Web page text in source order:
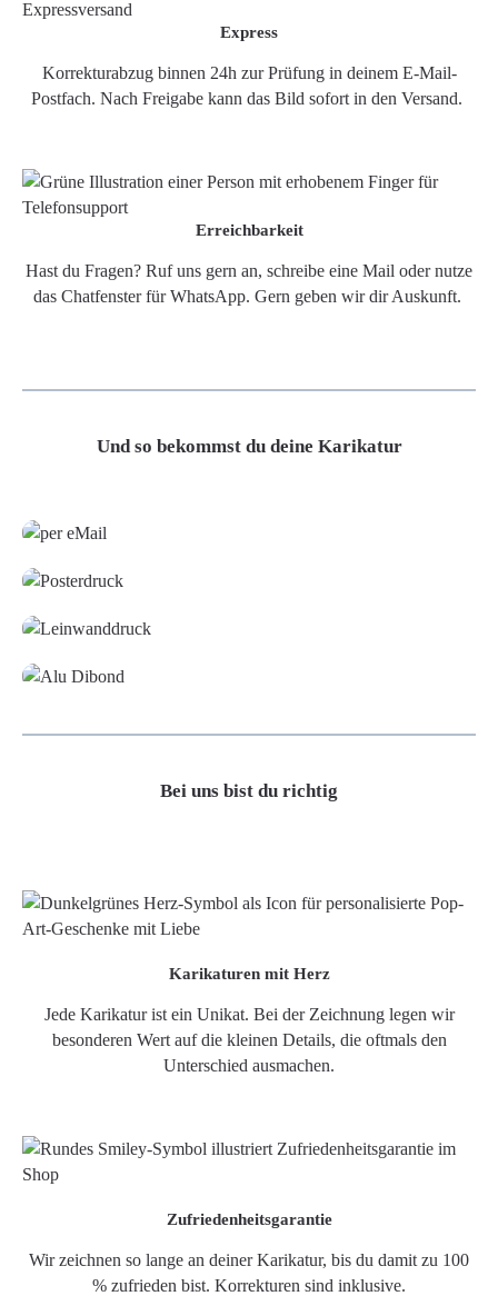
Express
Korrekturabzug binnen 24h zur Prüfung in deinem E-Mail-
Postfach. Nach Freigabe kann das Bild sofort in den Versand.
Erreichbarkeit
Hast du Fragen? Ruf uns gern an, schreibe eine Mail oder nutze
das Chatfenster für WhatsApp. Gern geben wir dir Auskunft.
Und so bekommst du deine Karikatur
Bei uns bist du richtig
Karikaturen mit Herz
Jede Karikatur ist ein Unikat. Bei der Zeichnung legen wir
besonderen Wert auf die kleinen Details, die oftmals den
Unterschied ausmachen.
Zufriedenheitsgarantie
Wir zeichnen so lange an deiner Karikatur, bis du damit zu 100
% zufrieden bist. Korrekturen sind inklusive.